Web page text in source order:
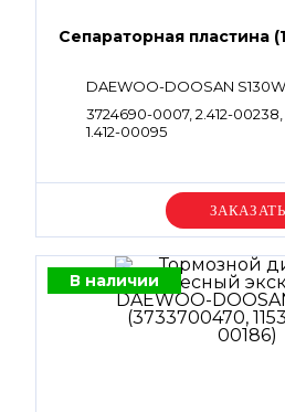
Сепараторная пластина
DAEWOO-DOOSAN
3724690-0007, 2.412-00238,
1.412-00095
Уточняйте
В наличии